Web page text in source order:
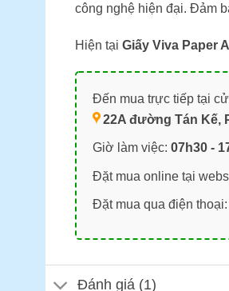
công nghệ hiện đại. Đảm
Hiện tại Giấy Viva Paper
Đến mua trực tiếp tại
22A đường Tán Kế,
Giờ làm việc: 07h30 -
Đặt mua online tại
Đặt mua qua điện thoại:
Đánh giá (1)